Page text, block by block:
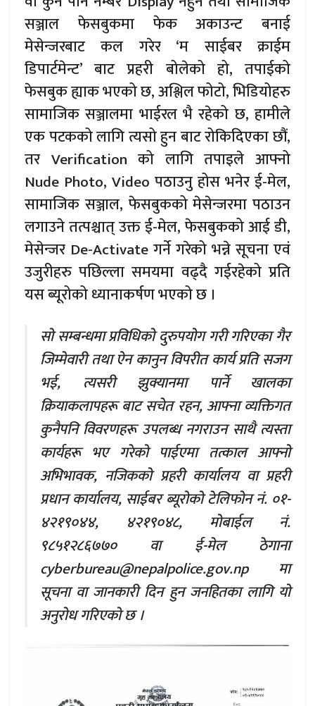
सञ्जाल फेसबुकमा फेक अकाउन्ट बनाई
मेसेन्जरबाट कल गरेर ‘म साईबर क्राईम
डिपार्टमेन्ट’ बाट प्रहरी बोलेको हो, तपाईको
फेसबुक ह्याक भएको छ, अश्लिल फोटो, भिडियोहरु
सामाजिक सञ्जालमा भाईरल भै रहेको छ, हामीले
एक पटकको लागि त्यसो हुन बाट रोकिदिएका छौं,
तर Verification को लागि तपाइले आफ्नो
Nude Photo, Video पठाउनु होस भनेर ई-मेल,
सामाजिक सञ्जाल, फेसबुकको मेसेन्जरमा पठाउन
लगाउने तत्पश्चात् उक्त ई-मेल, फेसबुकको आई डी,
मेसेन्जर De-Activate गर्ने गरेको भन्ने सूचना एवं
उजुरीहरु पछिल्ला समयमा वढ्दै गईरहेको प्रति
यस ब्यूरोको ध्यानाकर्षण भएको छ ।
सो सम्बन्धमा प्रविधिको दुरुपयोग गरी गरिएका गैर
जिम्मेवारी तथा ऐन कानुन विपरीत कार्य प्रति सजग
भई, त्यसरी झुक्यानमा पार्ने खालका
क्रियाकलापहरू बाट सचेत रहन, आफ्ना व्यक्तिगत
कुनैपनि विवरणहरू उपलब्ध नगराउन साथै त्यस्ता
कार्यहरू भए गरेको पाईएमा तत्काल आफ्नो
अभिभावक, नजिकको प्रहरी कार्यालय वा प्रहरी
प्रधान कार्यालय, साईबर ब्यूरोको टेलिफोन नं. ०१-
४२१९०४४, ४२१९०४८, मोबाईल नं.
९८५१२८६७७० वा ई-मेल ठेगाना
cyberbureau@nepalpolice.gov.npमा
सूचना वा जानकारी दिन हुन जनहितका लागि यो
अनुरोध गरिएको छ ।